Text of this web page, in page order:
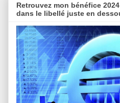
Retrouvez mon bénéfice
dans le libellé juste en